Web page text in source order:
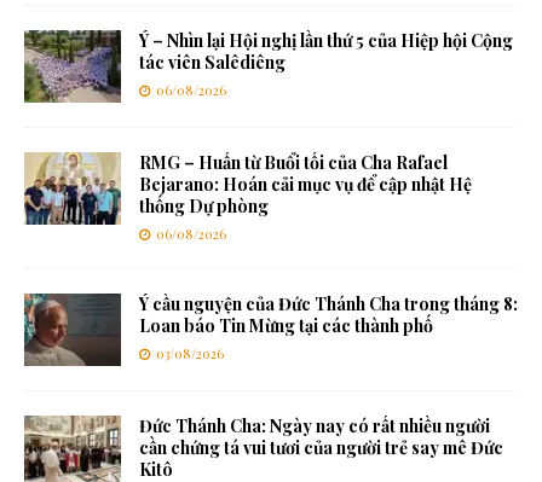
Ý – Nhìn lại Hội nghị lần thứ 5 của Hiệp hội Cộng
tác viên Salêdiêng
06/08/2026
RMG – Huấn từ Buổi tối của Cha Rafael
Bejarano: Hoán cải mục vụ để cập nhật Hệ
thống Dự phòng
06/08/2026
Ý cầu nguyện của Đức Thánh Cha trong tháng 8:
Loan báo Tin Mừng tại các thành phố
03/08/2026
Đức Thánh Cha: Ngày nay có rất nhiều người
cần chứng tá vui tươi của người trẻ say mê Đức
Kitô